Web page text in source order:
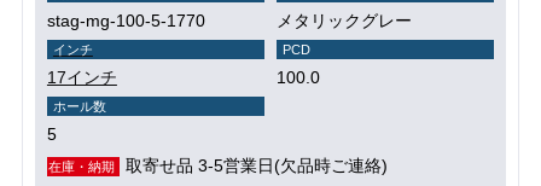
stag-mg-100-5-1770 メタリックグレー
インチ
17インチ
PCD
100.0
ホール数
5
在庫・納期 取寄せ品 3-5営業日(欠品時ご連絡)